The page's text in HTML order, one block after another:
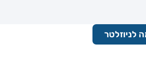
לניוזלטר